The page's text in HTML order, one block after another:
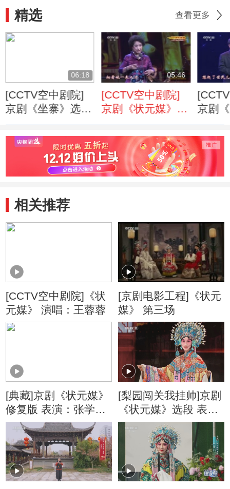
精选 查看更多
06:18
[CCTV空中剧院]
京剧《坐寨》选段
05:46
[CCTV空中剧院]
京剧《状元媒》选
京剧
相关推荐
[CCTV空中剧院]《状
元媒》 演唱：王蓉蓉
[京剧电影工程]《状元
媒》 第三场
[典藏]京剧《状元媒》
修复版 表演：张学津
仉志斌
[梨园闯关我挂帅]京剧
《状元媒》选段 表
演：徐俐